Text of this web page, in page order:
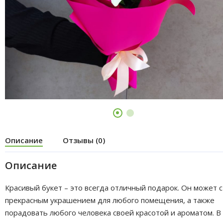
Описание Отзывы (0)
Описание
Красивый букет – это всегда отличный подарок. Он может
прекрасным украшением для любого помещения, а также
порадовать любого человека своей красотой и ароматом. В